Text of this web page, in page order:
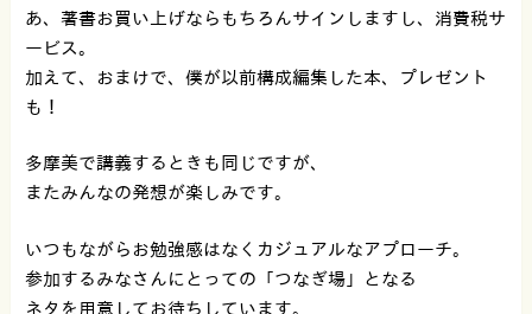
あ、著書お買い上げならもちろんサインしますし、消費税サ
ービス。
加えて、おまけで、僕が以前構成編集した本、プレゼント
も！
多摩美で講義するときも同じですが、
またみんなの発想が楽しみです。
いつもながらお勉強感はなくカジュアルなアプローチ。
参加するみなさんにとっての「つなぎ場」となる
ネタを用意してお待ちしています。